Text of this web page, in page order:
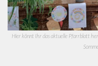
Hier könnt Ihr das aktuelle Pfarrblatt